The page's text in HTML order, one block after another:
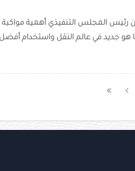
رئيس المجلس التنفيذي أهمية مواكبة
هو جديد في عالم النقل واستخدام أفضل